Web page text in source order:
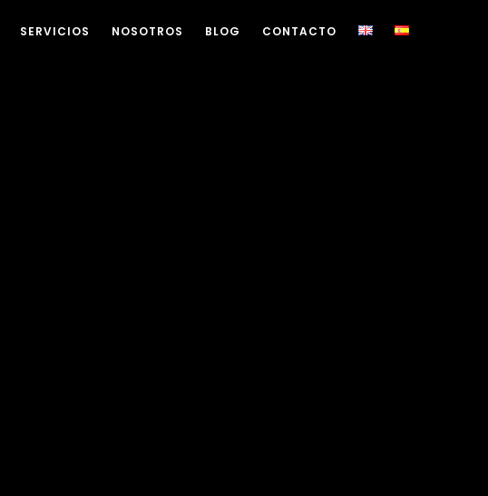
SERVICIOS NOSOTROS BLOG CONTACTO